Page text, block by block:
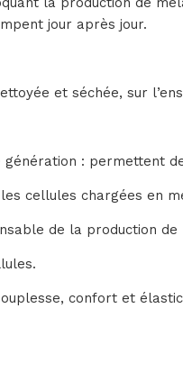
jour après jour.
et séchée, sur
génération : permettent
cellules chargées en
de la production de
confort et